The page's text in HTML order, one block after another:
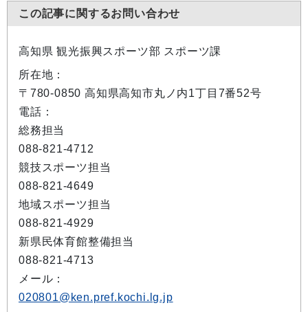
この記事に関するお問い合わせ
高知県 観光振興スポーツ部 スポーツ課
所在地：
〒780-0850 高知県高知市丸ノ内1丁目7番52号
電話：
総務担当
088-821-4712
競技スポーツ担当
088-821-4649
地域スポーツ担当
088-821-4929
新県民体育館整備担当
088-821-4713
メール：
020801@ken.pref.kochi.lg.jp